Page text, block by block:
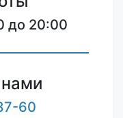
до 20:00
60